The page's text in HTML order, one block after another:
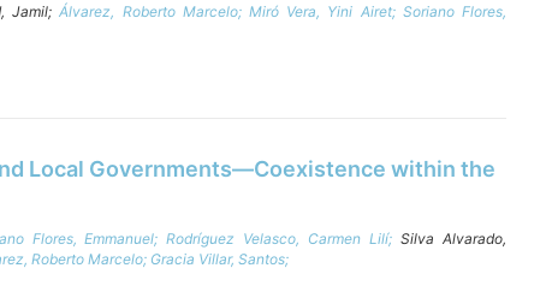
Jamil;Álvarez, Roberto Marcelo; Miró Vera, Yini Airet; Soriano Flores,
Local Governments—Coexistence within the
Flores, Emmanuel;Rodríguez Velasco, Carmen Lilí;Silva Alvarado,
Roberto Marcelo; Gracia Villar, Santos;